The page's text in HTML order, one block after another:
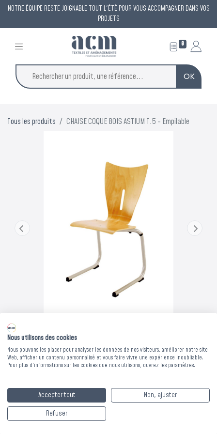
NOTRE ÉQUIPE RESTE JOIGNABLE TOUT L'ÉTÉ POUR VOUS ACCOMPAGNER DANS VOS
PROJETS
0
OK
Tous les produits CHAISE COQUE BOIS ASTIUM T.5 - Empilable
CHAISE COQUE BOIS
ASTIUM T.5 -
Empilable
Nous utilisons des cookies
Nous pouvons les placer pour analyser les données de nos visiteurs, améliorer notre site
Web, afficher un contenu personnalisé et vous faire vivre une expérience inoubliable.
Pour plus d'informations sur les cookies que nous utilisons, ouvrez les paramètres.
Accepter tout
Non, ajuster
Refuser